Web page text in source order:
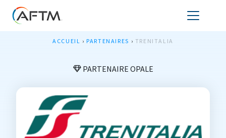
ACCUEIL › PARTENAIRES › TRENITALIA
PARTENAIRE OPALE